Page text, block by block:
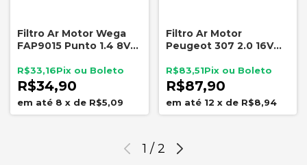
Filtro Ar Motor Wega
FAP9015 Punto 1.4 8V
R$34,90
R$33,16
8 x de R$5,09
Filtro Ar Motor
Peugeot 307 2.0 16V
CA9080
R$87,90
R$83,51
12 x de R$8,94
1 / 2